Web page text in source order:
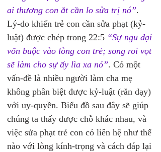
ai thương con ắt cần lo sửa trị nó”.
Lý-do khiến trẻ con cần sửa phạt (kỷ-
luật) được chép trong 22:5 “Sự ngu dại
vốn buộc vào lòng con trẻ; song roi vọt
sẽ làm cho sự ấy lìa xa nó”. Có một
vấn-đề là nhiều người làm cha mẹ
không phân biệt được kỷ-luật (răn dạy)
với uy-quyền. Biểu đồ sau đây sẽ giúp
chúng ta thấy được chỗ khác nhau, và
việc sửa phạt trẻ con có liên hệ như thế
nào với lòng kính-trọng và cách đáp lại